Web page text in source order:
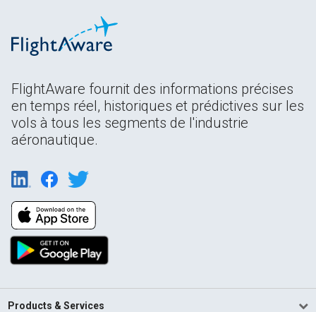
FlightAware fournit des informations précises
en temps réel, historiques et prédictives sur les
vols à tous les segments de l'industrie
aéronautique.
Products & Services